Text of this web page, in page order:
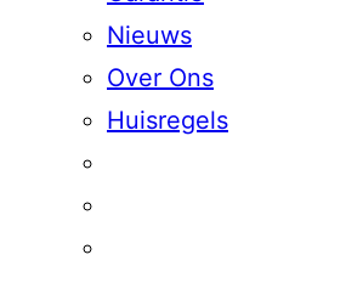
Nieuws
Over Ons
Huisregels